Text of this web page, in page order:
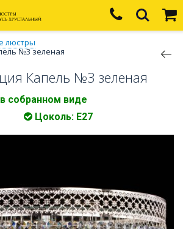
люстры
№3 зеленая
Капель №3 зеленая
собранном виде
Цоколь: E27